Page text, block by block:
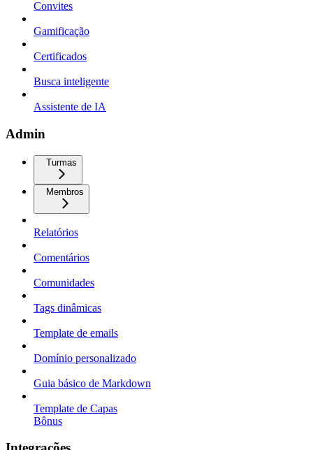
Convites
Gamificação
Certificados
Busca inteligente
Assistente de IA
Admin
Turmas
Membros
Relatórios
Comentários
Comunidades
Tags dinâmicas
Template de emails
Domínio personalizado
Guia básico de Markdown
Template de Capas
Bônus